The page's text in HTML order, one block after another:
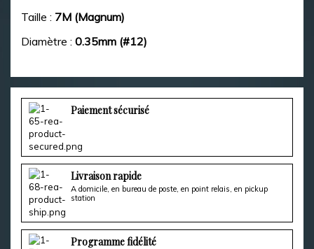
Taille : 7M (Magnum)
Diamètre : 0.35mm (#12)
Paiement sécurisé
Livraison rapide
A domicile, en bureau de poste, en point relais, en pickup
station
Programme fidélité